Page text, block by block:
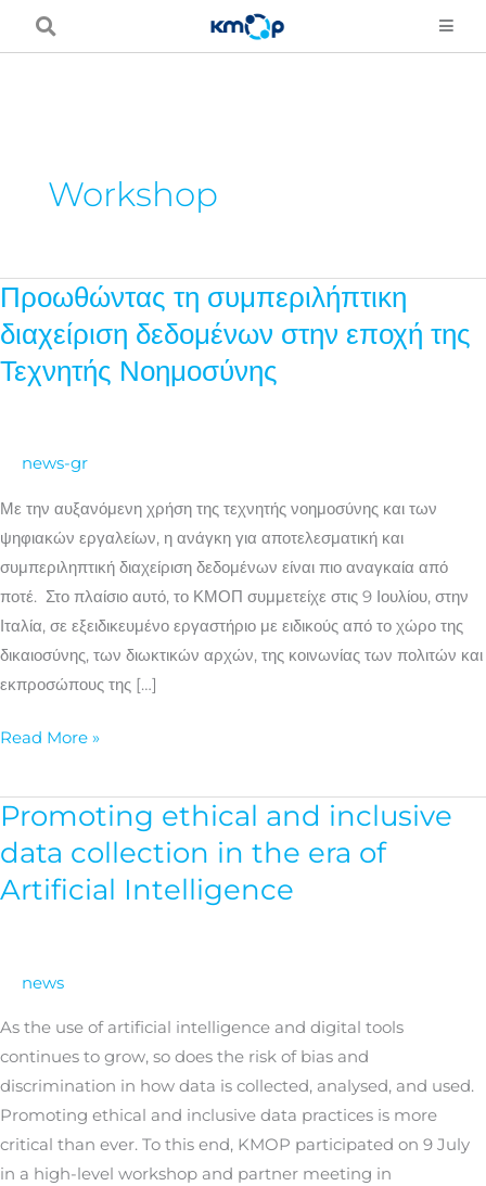
Workshop
Προωθώντας τη συμπεριλήπτικη
διαχείριση δεδομένων στην εποχή της
Τεχνητής Νοημοσύνης
news-gr
Με την αυξανόμενη χρήση της τεχνητής νοημοσύνης και των
ψηφιακών εργαλείων, η ανάγκη για αποτελεσματική και
συμπεριληπτική διαχείριση δεδομένων είναι πιο αναγκαία από
ποτέ. Στο πλαίσιο αυτό, το ΚΜΟΠ συμμετείχε στις 9 Ιουλίου, στην
Ιταλία, σε εξειδικευμένο εργαστήριο με ειδικούς από το χώρο της
δικαιοσύνης, των διωκτικών αρχών, της κοινωνίας των πολιτών και
εκπροσώπους της […]
Προωθώντας
τη
συμπεριλήπτικη
διαχείριση
εποχή
Read More »
Promoting ethical and inclusive
data collection in the era of
Artificial Intelligence
news
As the use of artificial intelligence and digital tools
continues to grow, so does the risk of bias and
discrimination in how data is collected, analysed, and used.
Promoting ethical and inclusive data practices is more
critical than ever. To this end, KMOP participated on 9 July
in a high-level workshop and partner meeting in
Promoting
ethical
and
inclusive